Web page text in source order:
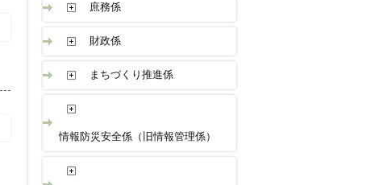
庶務係
財政係
まちづくり推進係
情報防災安全係（旧情報管理係）